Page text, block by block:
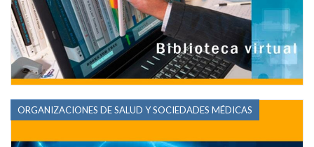
ORGANIZACIONES DE SALUD Y SOCIEDADES MÉDICAS